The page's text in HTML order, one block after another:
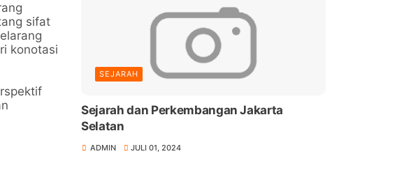
sifat
konotasi
SEJARAH
Sejarah dan Perkembangan Jakarta
Selatan
ADMIN JULI 01, 2024